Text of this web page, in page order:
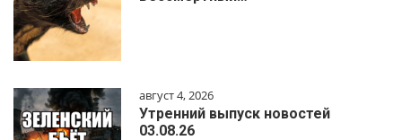
август 4, 2026
Утренний выпуск новостей
03.08.26